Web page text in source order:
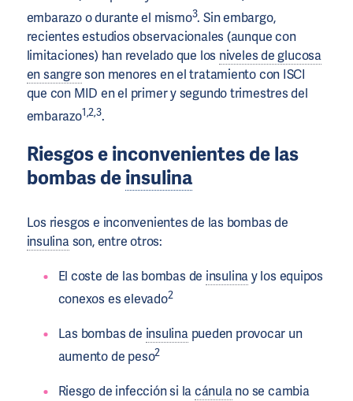
embarazo o durante el mismo3. Sin embargo,
recientes estudios observacionales (aunque con
limitaciones) han revelado que los niveles de glucosa
en sangreson menores en el tratamiento con ISCI
que con MID en el primer y segundo trimestres del
embarazo1,2,3.
Riesgos e inconvenientes de las
bombas deinsulina
Los riesgos e inconvenientes de las bombas de
insulinason, entre otros:
El coste de las bombas de insulinay los equipos
conexos es elevado2
Las bombas de insulinapueden provocar un
aumento de peso2
Riesgo de infección si lacánulano se cambia